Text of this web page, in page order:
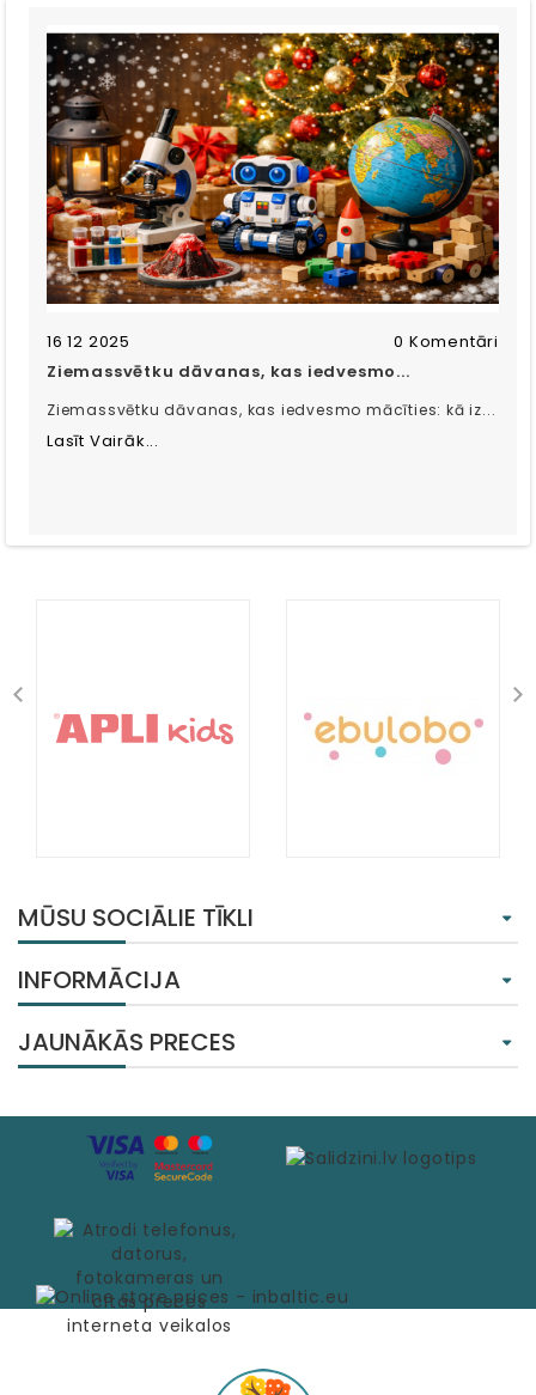
0 Komentāri
16 12 2025
Ziemassvētku dāvanas, kas iedvesmo...
Ziemassvētku dāvanas, kas iedvesmo mācīties: kā iz...
Lasīt Vairāk...
MŪSU SOCIĀLIE TĪKLI
INFORMĀCIJA
JAUNĀKĀS PRECES